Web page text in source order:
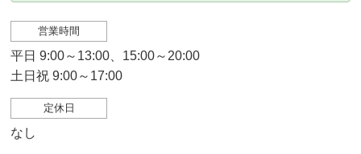
営業時間
平日 9:00～13:00、15:00～20:00
土日祝 9:00～17:00
定休日
なし